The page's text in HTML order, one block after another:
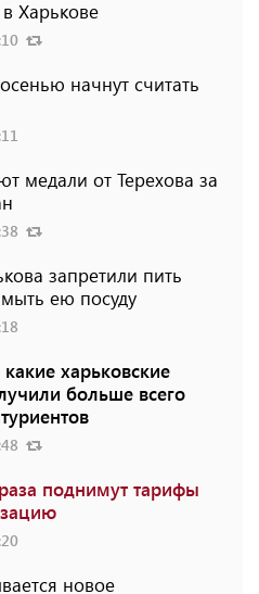
Харькове
начнут считать
медали от Терехова за
запретили пить
ею посуду
харьковские
больше всего
поднимут тарифы
новое